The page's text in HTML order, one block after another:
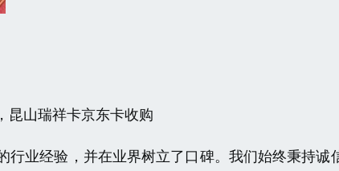
昆山瑞祥卡京东卡收购
行业经验，并在业界树立了口碑。我们始终秉持诚